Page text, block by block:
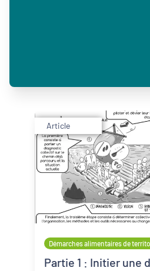
Article
Démarches alimentaires de
Partie 1 : Initier une